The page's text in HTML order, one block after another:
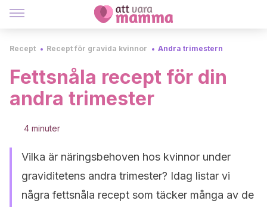
Recept Recept för gravida kvinnor Andra trimestern
Fettsnåla recept för din
andra trimester
4 minuter
Vilka är näringsbehoven hos kvinnor under
graviditetens andra trimester? Idag listar vi
några fettsnåla recept som täcker många av de